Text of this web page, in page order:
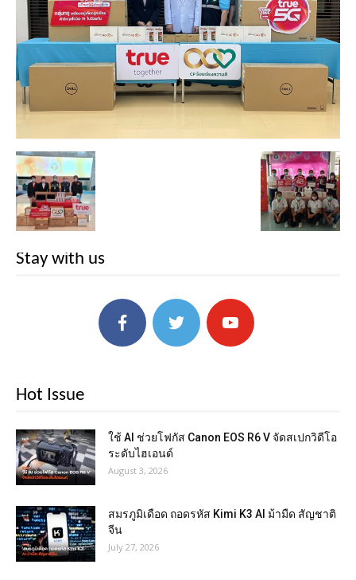
Stay with us
Hot Issue
ใช้ AI ช่วยโฟกัส Canon EOS R6 V จัดสเปกวิดีโอ
ระดับไฮเอนด์
August 3, 2026
สมรภูมิเดือด ถอดรหัส Kimi K3 AI ม้ามืด สัญชาติ
จีน
July 27, 2026